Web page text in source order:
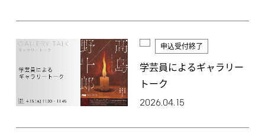
申込受付終了
学芸員によるギャラリー
トーク
2026.04.15